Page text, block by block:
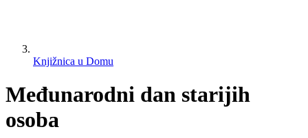
Knjižnica u Domu
Međunarodni dan starijih
osoba